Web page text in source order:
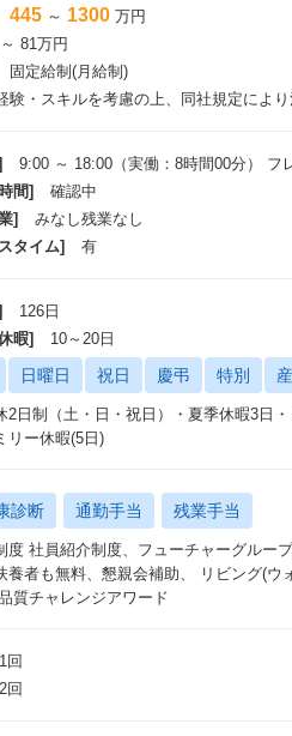
445 ～ 1300 万円
81万円
固定給制(月給制)
験・スキルを考慮の上、同社規定により
9:00 ～ 18:00（実働：8時間00分）
間]
確認中
]
みなし残業なし
タイム]
有
126日
暇]
10～20日
日曜日 祝日 慶弔 特別
2日制（土・日・祝日）・夏季休暇3日
リー休暇(5日)
診断 通勤手当 残業手当
度 社員紹介制度、フューチャーグルー
者も無料、懇親会補助、 リビング(ウ
質チャレンジアワード
回
回